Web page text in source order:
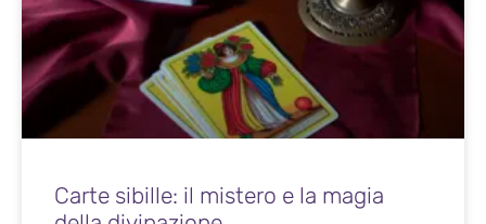
Carte sibille: il mistero e la magia